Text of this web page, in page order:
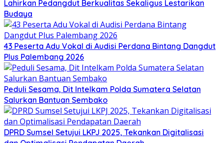
Lahirkan Pedangdut Berkualitas Sekaligus Lestarikan
Budaya
43 Peserta Adu Vokal di Audisi Perdana Bintang Dangdut
Plus Palembang 2026
Peduli Sesama, Dit Intelkam Polda Sumatera Selatan
Salurkan Bantuan Sembako
DPRD Sumsel Setujui LKPJ 2025, Tekankan Digitalisasi